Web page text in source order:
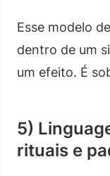
Esse modelo
dentro de um
um efeito. É
5)
rituais e